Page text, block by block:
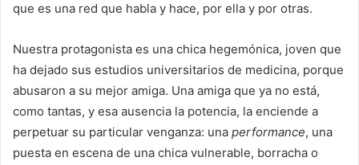
que es una red que habla y hace, por ella y por otras.
Nuestra protagonista es una chica hegemónica, joven que
ha dejado sus estudios universitarios de medicina, porque
abusaron a su mejor amiga. Una amiga que ya no está,
como tantas, y esa ausencia la potencia, la enciende a
perpetuar su particular venganza: una performance, una
puesta en escena de una chica vulnerable, borracha o